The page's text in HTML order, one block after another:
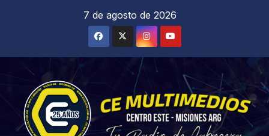
7 de agosto de 2026